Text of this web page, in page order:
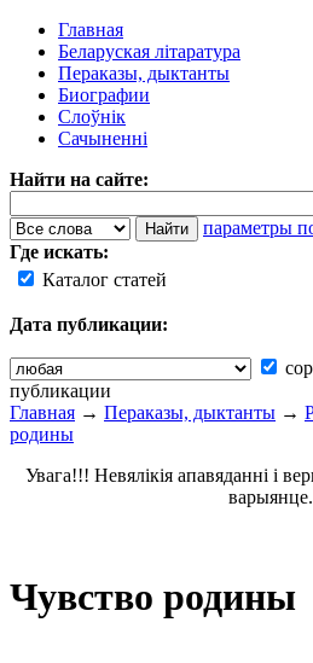
Главная
Беларуская літаратура
Пераказы, дыктанты
Биографии
Слоўнік
Сачыненні
Найти на сайте:
параметры
Где искать:
Каталог статей
Дата публикации:
публикации
Главная → Пераказы, дыктанты →
родины
Увага!!! Невялікія апавяданні і
варыянце.
Чувство родины